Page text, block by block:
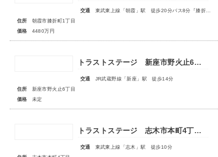
交通
東武東上線「朝霞」駅 徒歩20分バス8分『膝折町一丁目』停歩3分
住所
朝霞市膝折町1丁目
価格
4480万円
トラストステージ 新座市野火止6丁目41期 全19棟■販売予告■◆第4期 最終分譲 スマイルハウスプロジェクト特別仕様 全3棟◆
交通
JR武蔵野線「新座」駅 徒歩14分
住所
新座市野火止6丁目
価格
未定
トラストステージ 志木市本町4丁目17期 全7区画■第一期分譲 販売予告■
交通
東武東上線「志木」駅 徒歩10分